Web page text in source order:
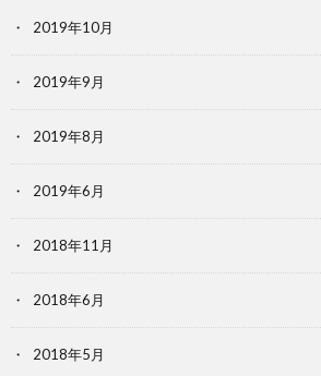
2019年10月
2019年9月
2019年8月
2019年6月
2018年11月
2018年6月
2018年5月